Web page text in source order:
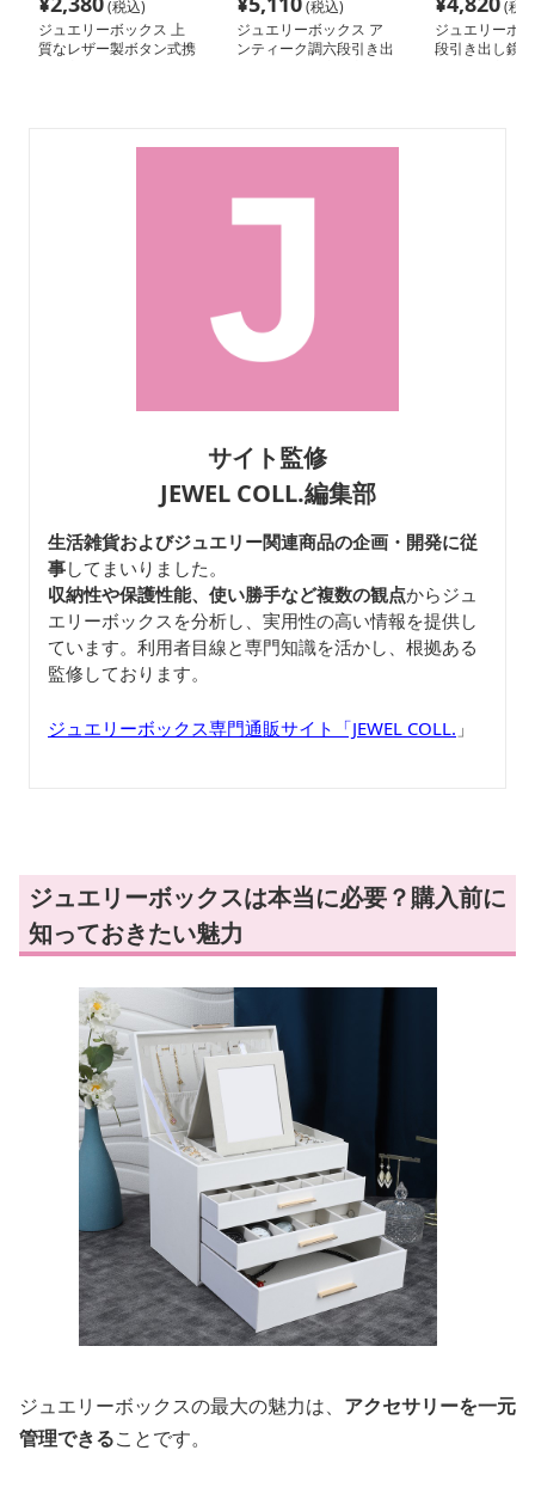
(税込)
ジュエリーボックス 上
質なレザー製ボタン式携
(税込)
ジュエリーボックス ア
ンティーク調六段引き出
(税
ジュエリーボ
段引き出し鏡
サイト監修
JEWEL COLL.編集部
生活雑貨およびジュエリー関連商品の企画・開発に従
事してまいりました。
収納性や保護性能、使い勝手など複数の観点からジュ
エリーボックスを分析し、実用性の高い情報を提供し
ています。利用者目線と専門知識を活かし、根拠ある
監修しております。
ジュエリーボックス専門通販サイト「JEWEL COLL. 」
ジュエリーボックスは本当に必要？購入前に
知っておきたい魅力
ジュエリーボックスの最大の魅力は、 アクセサリーを一元
管理できることです。